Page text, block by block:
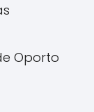
Oporto